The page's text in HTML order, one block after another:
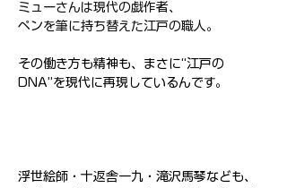
ミューさんは現代の戯作者、
ペンを筆に持ち替えた江戸の職人。
その働き方も精神も、まさに“江戸の
DNA”を現代に再現しているんです。
浮世絵師・十返舎一九・滝沢馬琴なども、